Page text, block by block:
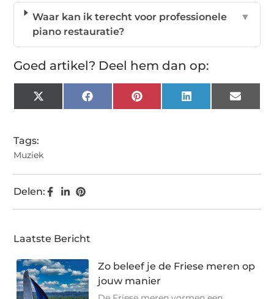
Waar kan ik terecht voor professionele
piano restauratie?
▼
Goed artikel? Deel hem dan op:
X
(Twitter)
FacebookPinterest LinkedIn Email
Tags:
Muziek
Delen:
Laatste Bericht
Zo beleef je de Friese meren op
jouw manier